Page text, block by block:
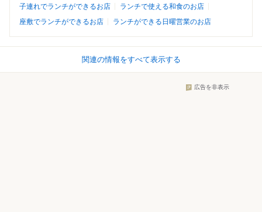
子連れでランチができるお店
ランチで使える和食のお店
座敷でランチができるお店
ランチができる日曜営業のお店
関連の情報をすべて表示する
広告を非表示